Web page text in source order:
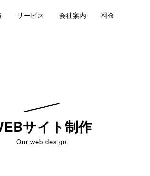
サービス 会社案内 料金
サイト制作
Our web design